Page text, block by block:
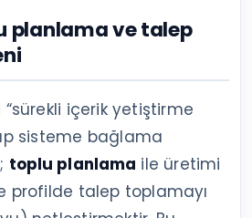
planlama ve talep
içerik yetiştirme
sisteme bağlama
toplu planlama ile üretimi
profilde talep toplamayı